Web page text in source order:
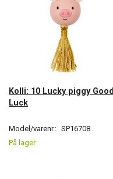
Kolli: 10 Lucky piggy Good
Luck
Model/varenr.: SP16708
På lager